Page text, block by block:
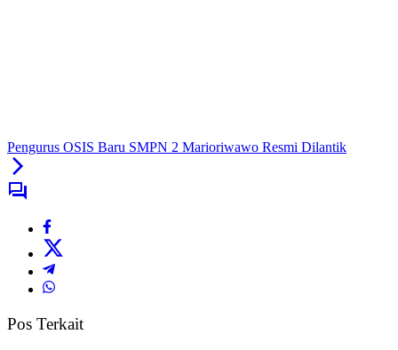
Pengurus OSIS Baru SMPN 2 Marioriwawo Resmi Dilantik
Pos Terkait